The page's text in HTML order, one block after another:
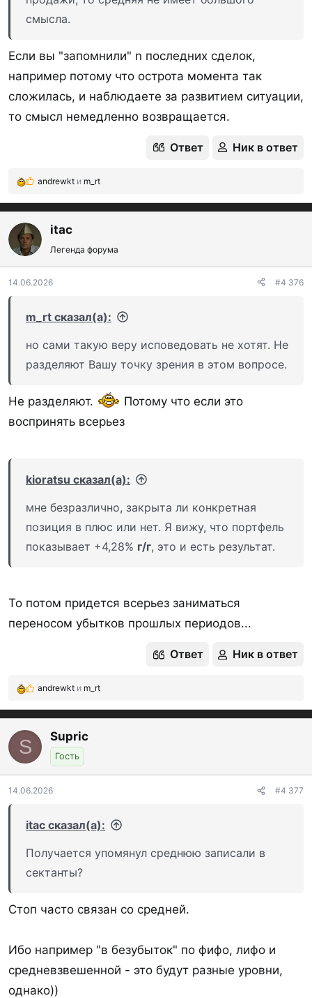
смысла.
Если вы "запомнили" n последних сделок,
например потому что острота момента так
сложилась, и наблюдаете за развитием ситуации,
то смысл немедленно возвращается.
Ответ Ник в ответ
Р
а
к
ц
и
и
:
andrewkt и m_rt
itac
Легенда форума
14.06.2026 #4 376
m_rt сказал(а):
но сами такую веру исповедовать не хотят. Не
разделяют Вашу точку зрения в этом вопросе.
Не разделяют.
Потому что если это
воспринять всерьез
kioratsu сказал(а):
мне безразлично, закрыта ли конкретная
позиция в плюс или нет. Я вижу, что портфель
показывает +4,28% г/г, это и есть результат.
То потом придется всерьез заниматься
переносом убытков прошлых периодов...
Ответ Ник в ответ
Р
е
а
к
и
и
:
andrewkt и m_rt
S Supric
Гость
14.06.2026 #4 377
itac сказал(а):
Получается упомянул среднюю записали в
сектанты?
Стоп часто связан со средней.
Ибо например "в безубыток" по фифо, лифо и
средневзвешенной - это будут разные уровни,
однако))